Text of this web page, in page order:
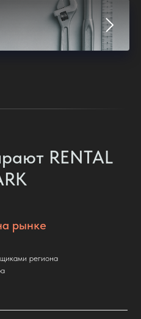
RENTAL
рынке
региона